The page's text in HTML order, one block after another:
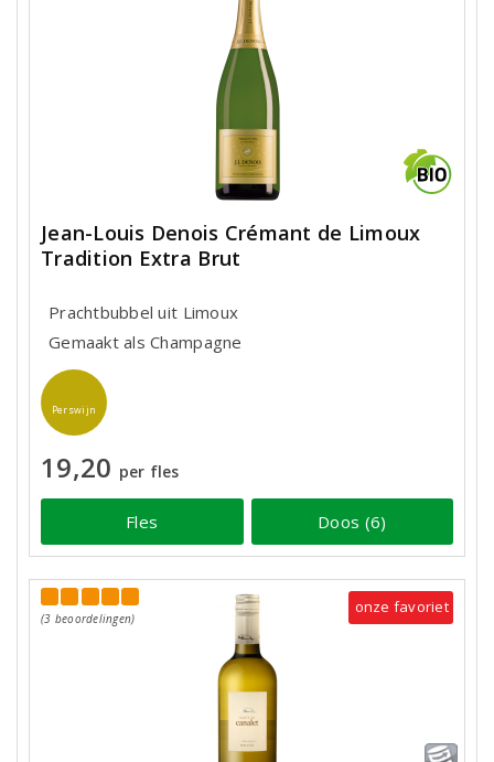
Jean-Louis Denois Crémant de Limoux
Tradition Extra Brut
Prachtbubbel uit Limoux
Gemaakt als Champagne
Perswijn
19,20 per fles
Fles Doos (6)
(3 beoordelingen)
onze favoriet